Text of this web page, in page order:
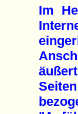
Im